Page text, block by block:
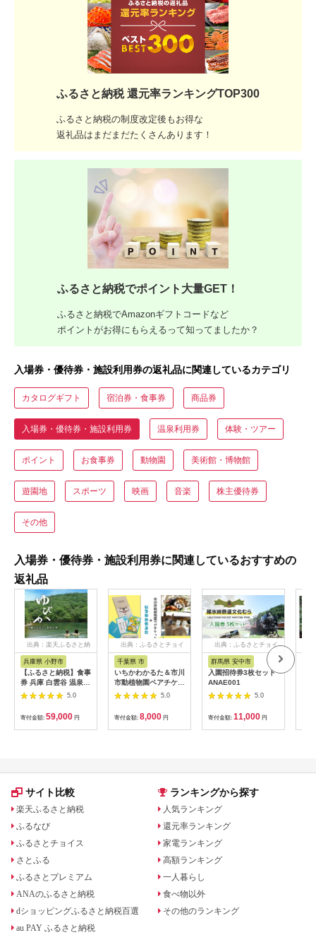
ふるさと納税 還元率ランキングTOP300
ふるさと納税の制度改定後もお得な
返礼品はまだまだたくさんあります！
ふるさと納税でポイント大量GET！
ふるさと納税でAmazonギフトコードなど
ポイントがお得にもらえるって知ってましたか？
入場券・優待券・施設利用券の返礼品に関連しているカテゴリ
カタログギフト 宿泊券・食事券 商品券
入場券・優待券・施設利用券 温泉利用券 体験・ツアー
ポイント お食事券 動物園 美術館・博物館
遊園地 スポーツ 映画 音楽 株主優待券
その他
入場券・優待券・施設利用券に関連しているおすすめの
返礼品
出典：楽天ふるさと納
税
兵庫県 小野市
【ふるさと納税】食事
券 兵庫 白雲谷 温泉
ゆぴか 入浴券 10枚＋
お食事券 (1,000円)
10枚 セット 旅行 旅
温泉旅行 スパ サウナ
岩盤浴 マッサージ エ
トラン 健康 美容 兵庫
5.0
寄付金額: 59,000 円
出典：ふるさとチョイ
ス
千葉県 市
いちかわかるた＆市川
市動植物園ペアチケッ
ト 【12203-0196】
5.0
寄付金額: 8,000 円
出典：ふるさとチョイ
群馬県 安中市
入園招待券3枚セット
ANAE001
5.0
寄付金額: 11,000 円
サイト比較
楽天ふるさと納税
ふるなび
ふるさとチョイス
さとふる
ふるさとプレミアム
ANAのふるさと納税
dショッピングふるさと納税百選
au PAY ふるさと納税
ランキングから探す
人気ランキング
還元率ランキング
家電ランキング
高額ランキング
一人暮らし
食べ物以外
その他のランキング